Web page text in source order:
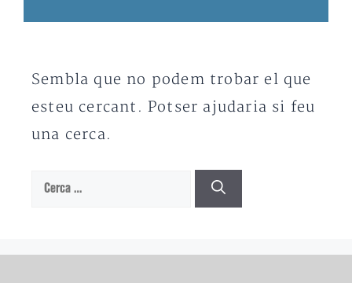
Sembla que no podem trobar el que
esteu cercant. Potser ajudaria si feu
una cerca.
Cerca: